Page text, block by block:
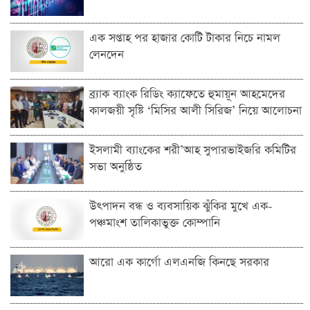
এক সপ্তাহ পর হাজার কোটি টাকার নিচে নামল
লেনদেন
ব্র্যাক ব্যাংক রিডিং ক্যাফেতে হুমায়ূন আহমেদের
কালজয়ী সৃষ্টি ‘মিসির আলী সিরিজ’ নিয়ে আলোচনা
ইসলামী ব্যাংকের শরী’আহ সুপারভাইজরি কমিটির
সভা অনুষ্ঠিত
উৎপাদন বন্ধ ও ব্যবসায়িক ঝুঁকির মুখে এক-
পঞ্চমাংশ তালিকাভুক্ত কোম্পানি
আরো এক কার্গো এলএনজি কিনছে সরকার